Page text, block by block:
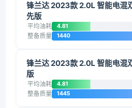
锋兰达 2023款 2.0L 智能电混
先版
平均油耗 4.81
整备质量 1440
锋兰达 2023款 2.0L 智能电混
版
平均油耗 4.81
整备质量 1445